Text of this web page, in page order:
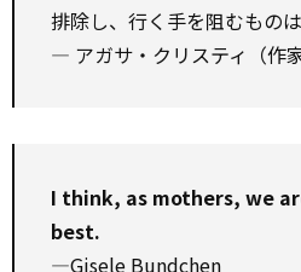
排除し、行く手を阻むもの
― アガサ・クリスティ（作家
I think, as mothers, we
best.
—Gisele Bundchen